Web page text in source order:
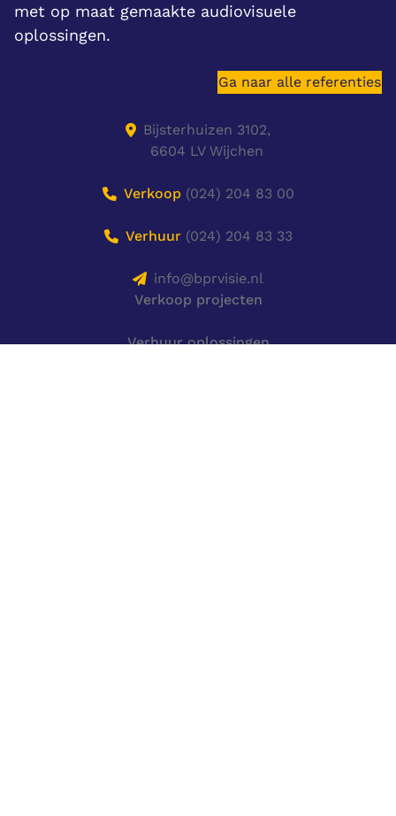
met op maat gemaakte audiovisuele
oplossingen.
Ga naar alle referenties
Bijsterhuizen 3102,
6604 LV Wijchen
Verkoop (024) 204 83 00
Verhuur (024) 204 83 33
info@bprvisie.nl
Verkoop projecten
Verhuur oplossingen